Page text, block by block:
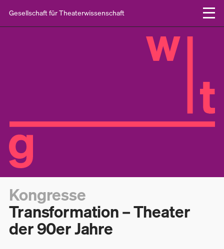
Gesellschaft für Theaterwissenschaft
Kongresse
Transformation – Theater
der 90er Jahre